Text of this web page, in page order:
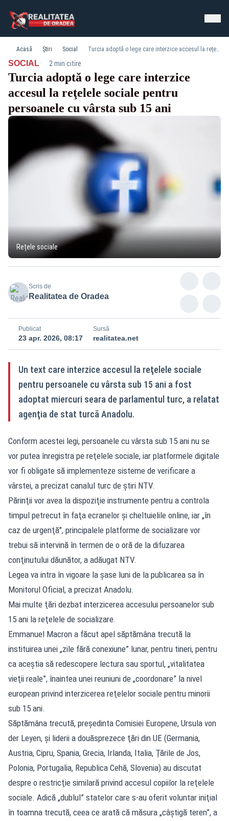
Acasă Știri Social Turcia adoptă o lege care interzice accesul la reţelele sociale pentru persoanele cu vârsta sub 15 ani
SOCIAL· 2 min citire
Turcia adoptă o lege care interzice
accesul la reţelele sociale pentru
persoanele cu vârsta sub 15 ani
Rețele sociale
Scris de
Realitatea de Oradea
Publicat
23 apr. 2026, 08:17
Sursă
realitatea.net
Un text care interzice accesul la reţelele sociale
pentru persoanele cu vârsta sub 15 ani a fost
adoptat miercuri seara de parlamentul turc, a relatat
agenţia de stat turcă Anadolu.
Conform acestei legi, persoanele cu vârsta sub 15 ani nu se
vor putea înregistra pe reţelele sociale, iar platformele digitale
vor fi obligate să implementeze sisteme de verificare a
vârstei, a precizat canalul turc de ştiri NTV.
Părinţii vor avea la dispoziţie instrumente pentru a controla
timpul petrecut în faţa ecranelor şi cheltuielile online, iar „în
caz de urgenţă”, principalele platforme de socializare vor
trebui să intervină în termen de o oră de la difuzarea
conţinutului dăunător, a adăugat NTV.
Legea va intra în vigoare la şase luni de la publicarea sa în
Monitorul Oficial, a precizat Anadolu.
Mai multe ţări dezbat interzicerea accesului persoanelor sub
15 ani la reţelele de socializare.
Emmanuel Macron a făcut apel săptămâna trecută la
instituirea unei „zile fără conexiune” lunar, pentru tineri, pentru
ca aceştia să redescopere lectura sau sportul, „vitalitatea
vieţii reale”, înaintea unei reuniuni de „coordonare” la nivel
european privind interzicerea reţelelor sociale pentru minorii
sub 15 ani.
Săptămâna trecută, preşedinta Comisiei Europene, Ursula von
der Leyen, şi liderii a douăsprezece ţări din UE (Germania,
Austria, Cipru, Spania, Grecia, Irlanda, Italia, Ţările de Jos,
Polonia, Portugalia, Republica Cehă, Slovenia) au discutat
despre o restricţie similară privind accesul copiilor la reţelele
sociale. Adică „dublul” statelor care s-au oferit voluntar iniţial
în toamna trecută, ceea ce arată că măsura „câştigă teren”, a